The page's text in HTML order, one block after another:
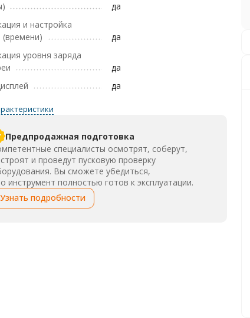
да
и настройка
(времени)
да
уровня заряда
да
да
Предпродажная подготовка
специалисты осмотрят, соберут,
и проведут пусковую проверку
Вы сможете убедиться,
инструмент полностью готов к эксплуатации.
Узнать подробности